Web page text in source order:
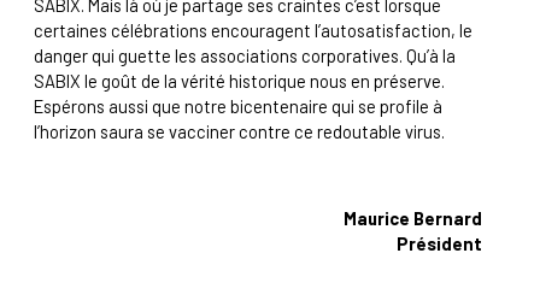
SABIX. Mais là où je partage ses craintes c’est lorsque
certaines célébrations encouragent l’autosatisfaction, le
danger qui guette les associations corporatives. Qu’à la
SABIX le goût de la vérité historique nous en préserve.
Espérons aussi que notre bicentenaire qui se profile à
l’horizon saura se vacciner contre ce redoutable virus.
Maurice Bernard
Président